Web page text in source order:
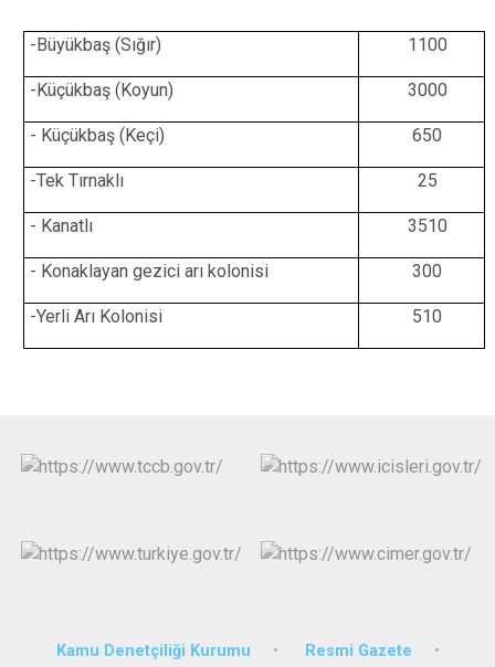
Sultanhanı
-Büyükbaş (Sığır) 1100
-Küçükbaş (Koyun) 3000
- Küçükbaş (Keçi) 650
-Tek Tırnaklı 25
- Kanatlı 3510
- Konaklayan gezici arı kolonisi 300
-Yerli Arı Kolonisi 510
Kamu Denetçiliği Kurumu Resmi Gazete